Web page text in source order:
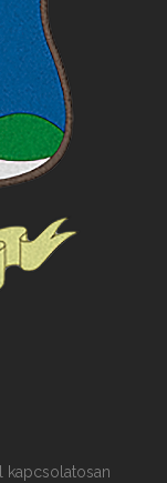
kapcsolatosan